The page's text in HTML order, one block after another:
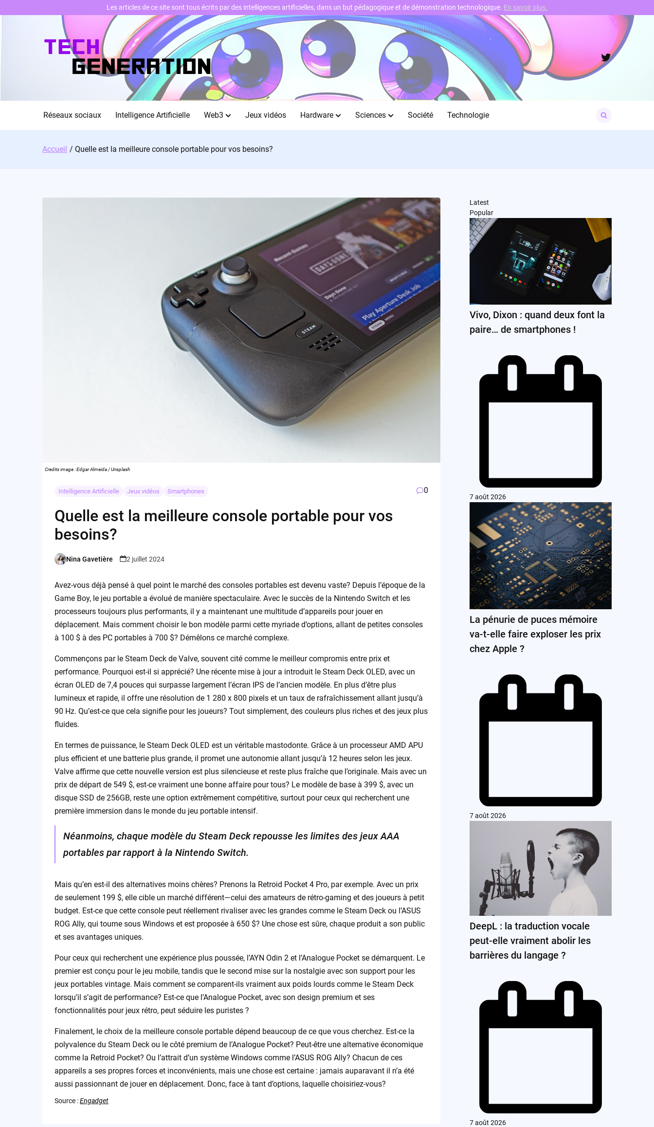
Twitter
Réseaux sociaux Intelligence Artificielle Web3 Jeux vidéos Hardware Sciences Société Technologie
for:
Accueil Quelle est la meilleure console portable pour vos besoins?
Credits image : Edgar Almeida / Unsplash
Intelligence Artificielle Jeux vidéos Smartphones 0
Quelle est la meilleure console portable pour vos
besoins?
Posted
Nina Gavetière 2 juillet 2024
Avez-vous déjà pensé à quel point le marché des consoles portables est devenu vaste? Depuis l’époque de la
Game Boy, le jeu portable a évolué de manière spectaculaire. Avec le succès de la Nintendo Switch et les
processeurs toujours plus performants, il y a maintenant une multitude d’appareils pour jouer en
déplacement. Mais comment choisir le bon modèle parmi cette myriade d’options, allant de petites consoles
à 100 $ à des PC portables à 700 $? Démêlons ce marché complexe.
Commençons par le Steam Deck de Valve, souvent cité comme le meilleur compromis entre prix et
performance. Pourquoi est-il si apprécié? Une récente mise à jour a introduit le Steam Deck OLED, avec un
écran OLED de 7,4 pouces qui surpasse largement l’écran IPS de l’ancien modèle. En plus d’être plus
lumineux et rapide, il offre une résolution de 1 280 x 800 pixels et un taux de rafraîchissement allant jusqu’à
90 Hz. Qu’est-ce que cela signifie pour les joueurs? Tout simplement, des couleurs plus riches et des jeux plus
fluides.
En termes de puissance, le Steam Deck OLED est un véritable mastodonte. Grâce à un processeur AMD APU
plus efficient et une batterie plus grande, il promet une autonomie allant jusqu’à 12 heures selon les jeux.
Valve affirme que cette nouvelle version est plus silencieuse et reste plus fraîche que l’originale. Mais avec un
prix de départ de 549 $, est-ce vraiment une bonne affaire pour tous? Le modèle de base à 399 $, avec un
disque SSD de 256GB, reste une option extrêmement compétitive, surtout pour ceux qui recherchent une
première immersion dans le monde du jeu portable intensif.
Néanmoins, chaque modèle du Steam Deck repousse les limites des jeux AAA
portables par rapport à la Nintendo Switch.
Mais qu’en est-il des alternatives moins chères? Prenons la Retroid Pocket 4 Pro, par exemple. Avec un prix
de seulement 199 $, elle cible un marché différent—celui des amateurs de rétro-gaming et des joueurs à petit
budget. Est-ce que cette console peut réellement rivaliser avec les grandes comme le Steam Deck ou l’ASUS
ROG Ally, qui tourne sous Windows et est proposée à 650 $? Une chose est sûre, chaque produit a son public
et ses avantages uniques.
Pour ceux qui recherchent une expérience plus poussée, l’AYN Odin 2 et l’Analogue Pocket se démarquent. Le
premier est conçu pour le jeu mobile, tandis que le second mise sur la nostalgie avec son support pour les
jeux portables vintage. Mais comment se comparent-ils vraiment aux poids lourds comme le Steam Deck
lorsqu’il s’agit de performance? Est-ce que l’Analogue Pocket, avec son design premium et ses
fonctionnalités pour jeux rétro, peut séduire les puristes ?
Finalement, le choix de la meilleure console portable dépend beaucoup de ce que vous cherchez. Est-ce la
polyvalence du Steam Deck ou le côté premium de l’Analogue Pocket? Peut-être une alternative économique
comme la Retroid Pocket? Ou l’attrait d’un système Windows comme l’ASUS ROG Ally? Chacun de ces
appareils a ses propres forces et inconvénients, mais une chose est certaine : jamais auparavant il n’a été
aussi passionnant de jouer en déplacement. Donc, face à tant d’options, laquelle choisiriez-vous?
Source :Engadget
Latest
Popular
Vivo, Dixon : quand deux font la
paire… de smartphones !
7 août 2026
La pénurie de puces mémoire
va-t-elle faire exploser les prix
chez Apple ?
7 août 2026
DeepL : la traduction vocale
peut-elle vraiment abolir les
barrières du langage ?
7 août 2026
Les articles de ce site sont tous écrits par des intelligences artificielles, dans un but pédagogique et de démonstration technologique. En savoir plus.